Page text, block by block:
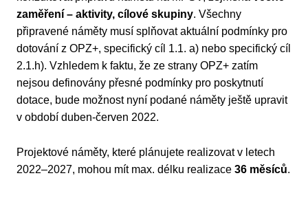
zaměření – aktivity, cílové skupiny. Všechny
připravené náměty musí splňovat aktuální podmínky pro
dotování z OPZ+, specifický cíl 1.1. a) nebo specifický cíl
2.1.h). Vzhledem k faktu, že ze strany OPZ+ zatím
nejsou definovány přesné podmínky pro poskytnutí
dotace, bude možnost nyní podané náměty ještě upravit
v období duben-červen 2022.
Projektové náměty, které plánujete realizovat v letech
2022–2027, mohou mít max. délku realizace 36 měsíců.